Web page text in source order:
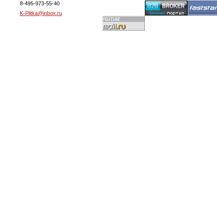
8-495-973-55-40
K-Plitka@inbox.ru